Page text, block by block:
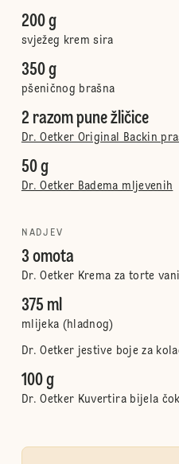
200 g
svježeg krem sira
350 g
pšeničnog brašna
2 razom pune žličice
Dr. Oetker Original Backin
50 g
Dr. Oetker Badema mljevenih
NADJEV
3 omota
Dr. Oetker Krema za torte
375 ml
mlijeka (hladnog)
Dr. Oetker jestive boje za
100 g
Dr. Oetker Kuvertira bijela